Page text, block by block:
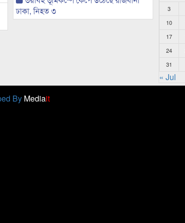
ঢাকা, নিহত ৩
3
10
17
24
31
« Jul
By Mediait